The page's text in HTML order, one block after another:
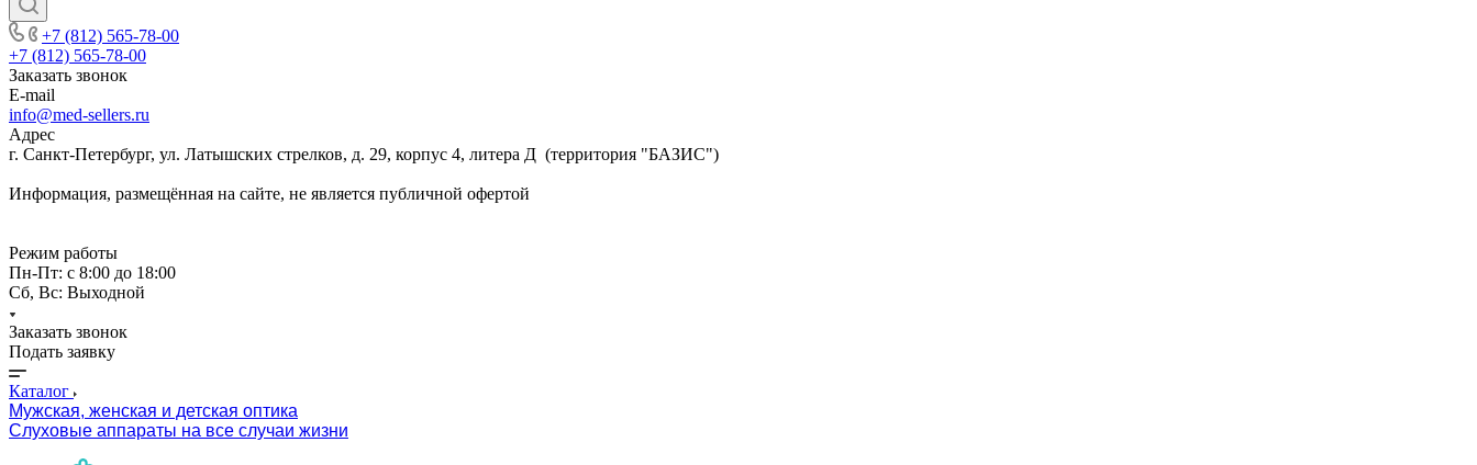
+7 (812) 565-78-00
+7 (812) 565-78-00
Заказать звонок
E-mail
info@med-sellers.ru
Адрес
г. Санкт-Петербург, ул. Латышских стрелков, д. 29, корпус 4, литера Д (территория "БАЗИС")
Информация, размещённая на сайте, не является публичной офертой
Режим работы
Пн-Пт: с 8:00 до 18:00
Сб, Вс: Выходной
Заказать звонок
Подать заявку
Каталог
Мужская, женская и детская оптика
Слуховые аппараты на все случаи жизни